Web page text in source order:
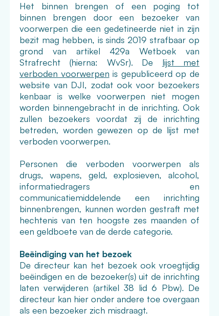
Het binnen brengen of een poging tot
binnen brengen door een bezoeker van
voorwerpen die een gedetineerde niet in zijn
bezit mag hebben, is sinds 2019 strafbaar op
grond van artikel 429a Wetboek van
Strafrecht (hierna: WvSr). De lijst met
verboden voorwerpen is gepubliceerd op de
website van DJI, zodat ook voor bezoekers
kenbaar is welke voorwerpen niet mogen
worden binnengebracht in de inrichting. Ook
zullen bezoekers voordat zij de inrichting
betreden, worden gewezen op de lijst met
verboden voorwerpen.
Personen die verboden voorwerpen als
drugs, wapens, geld, explosieven, alcohol,
informatiedragers en
communicatiemiddelende een inrichting
binnenbrengen, kunnen worden gestraft met
hechtenis van ten hoogste zes maanden of
een geldboete van de derde categorie.
Beëindiging van het bezoek
De directeur kan het bezoek ook vroegtijdig
beëindigen en de bezoeker(s) uit de inrichting
laten verwijderen (artikel 38 lid 6 Pbw). De
directeur kan hier onder andere toe overgaan
als een bezoeker zich misdraagt.